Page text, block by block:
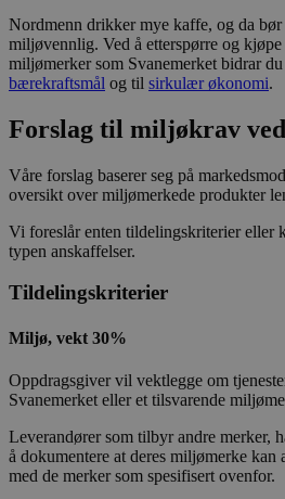
Nordmenn drikker mye kaffe, og da
miljøvennlig. Ved å etterspørre og kjøpe
miljømerker som Svanemerket bidrar
bærekraftsmål og til sirkulær økonomi.
Forslag til miljøkrav ved
Våre forslag baserer seg på
oversikt over miljømerkede produkter
Vi foreslår enten tildelingskriterier eller
typen anskaffelser.
Tildelingskriterier
Miljø, vekt 30%
Oppdragsgiver vil vektlegge om
Svanemerket eller et tilsvarende
Leverandører som tilbyr andre merker,
å dokumentere at deres miljømerke kan
med de merker som spesifisert ovenfor.